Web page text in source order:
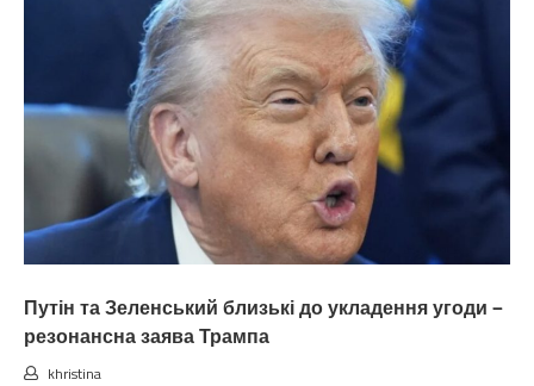
Путін та Зеленський близькі до укладення угоди —
резонансна заява Трампа
khristina